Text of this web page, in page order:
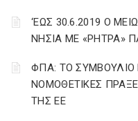
‘ΕΩΣ 30.6.2019 Ο
ΝΗΣΙΑ ΜΕ «ΡΗΤΡΑ»
ΦΠΑ: ΤΟ ΣΥΜΒΟΥΛΙΟ
ΝΟΜΟΘΕΤΙΚΕΣ
ΤΗΣ ΕΕ